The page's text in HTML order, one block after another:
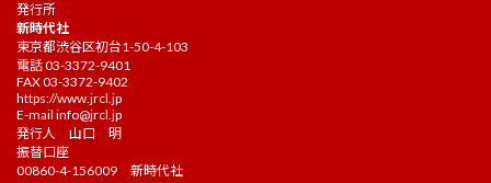
発行所
新時代社
東京都渋谷区初台1-50-4-103
電話 03-3372-9401
FAX 03-3372-9402
https://www.jrcl.jp
E-mail info@jrcl.jp
発行人 山口 明
振替口座
00860-4-156009 新時代社